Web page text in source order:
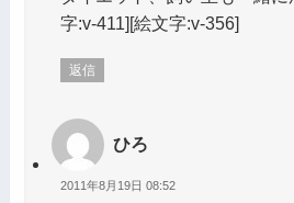
字:v-411][絵文字:v-356]
返信
ひろ
2011年8月19日 08:52